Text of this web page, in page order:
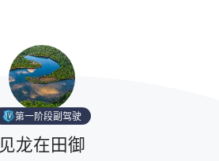
第一阶段副驾驶
见龙在田御